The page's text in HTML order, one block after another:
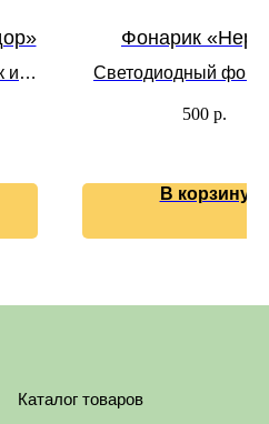
из
Фонарик
Светодиодный
500 р.
В корзину
Каталог товаров